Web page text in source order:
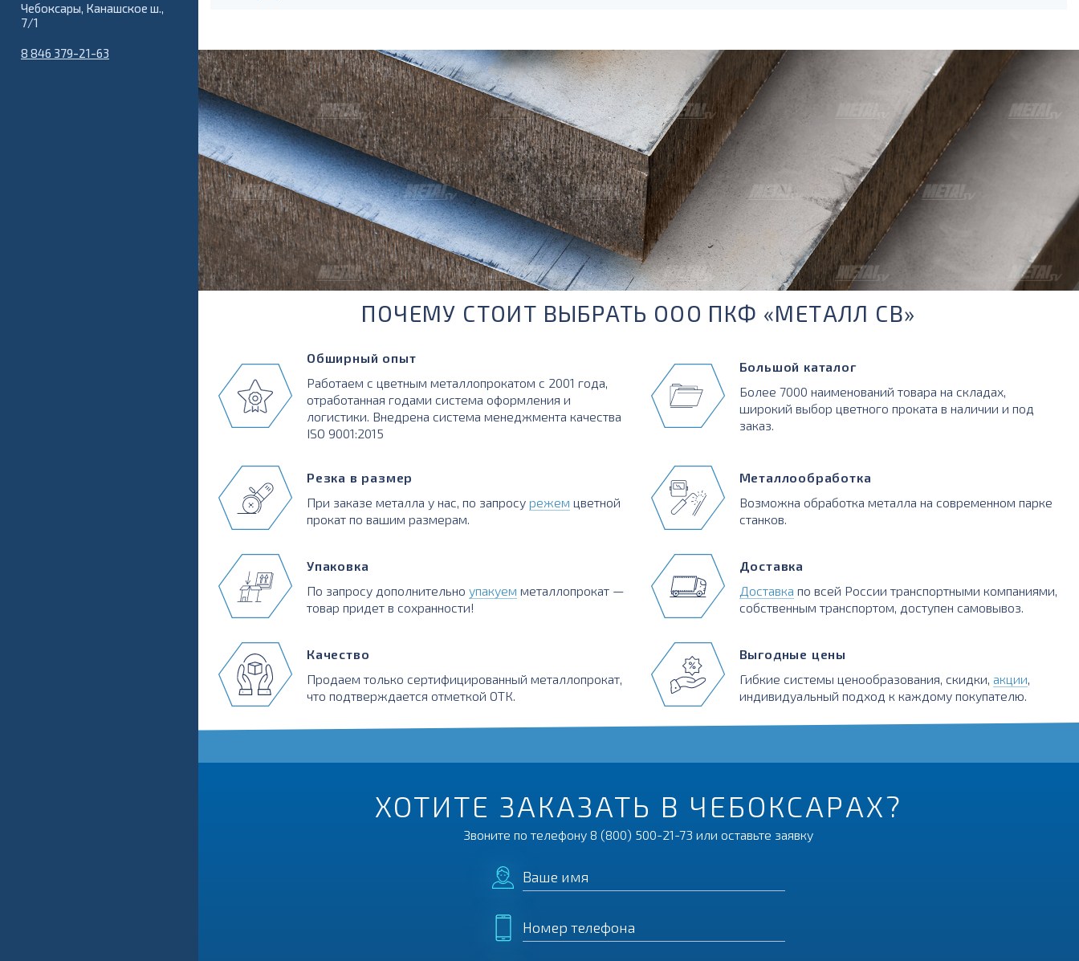
Чебоксары, Канашское ш.,
7/1
8 846 379-21-63
ПОЧЕМУ СТОИТ ВЫБРАТЬ ООО ПКФ «МЕТАЛЛ СВ»
Обширный опыт
Работаем с цветным металлопрокатом с 2001 года,
отработанная годами система оформления и
логистики. Внедрена система менеджмента качества
ISO 9001:2015
Резка в размер
При заказе металла у нас, по запросу режем цветной
прокат по вашим размерам.
Упаковка
По запросу дополнительно упакуем металлопрокат —
товар придет в сохранности!
Качество
Продаем только сертифицированный металлопрокат,
что подтверждается отметкой ОТК.
Большой каталог
Более 7000 наименований товара на складах,
широкий выбор цветного проката в наличии и под
заказ.
Металлообработка
Возможна обработка металла на современном парке
станков.
Доставка
Доставка по всей России транспортными компаниями,
собственным транспортом, доступен самовывоз.
Выгодные цены
Гибкие системы ценообразования, скидки, акции
индивидуальный подход к каждому покупателю.
ХОТИТЕ ЗАКАЗАТЬ В ЧЕБОКСАРАХ?
Звоните по телефону 8 (800) 500-21-73 или оставьте заявку
Ваше имя
Номер телефона